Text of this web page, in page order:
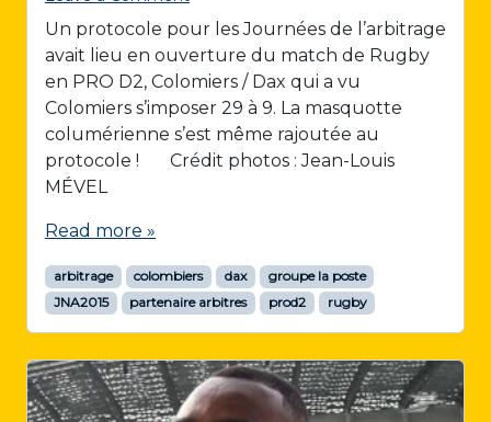
Un protocole pour les Journées de l’arbitrage
avait lieu en ouverture du match de Rugby
en PRO D2, Colomiers / Dax qui a vu
Colomiers s’imposer 29 à 9. La masquotte
columérienne s’est même rajoutée au
protocole ! Crédit photos : Jean-Louis
MÉVEL
Read more »
arbitrage colombiers dax
groupe la poste
JNA2015
partenaire arbitres prod2 rugby